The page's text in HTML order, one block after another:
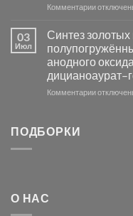
Серебра-
в
видимом
свете
с
помощью
Комментариик
серебра
с
серебра
и
03
Июл
Синтез
анодного
Комментариик
ПОДБОРКИ
О НАС